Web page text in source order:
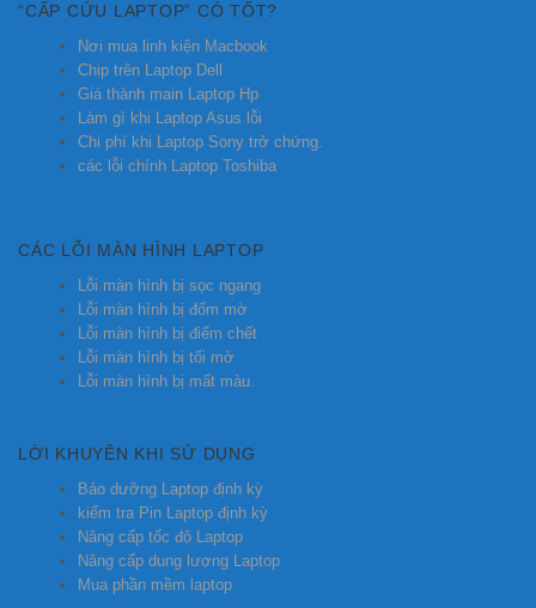
“CẤP CỨU LAPTOP” CÓ TỐT?
Nơi mua linh kiện Macbook
Chip trên Laptop Dell
Giá thành main Laptop Hp
Làm gì khi Laptop Asus lỗi
Chi phí khi Laptop Sony trở chứng.
các lỗi chính Laptop Toshiba
CÁC LỖI MÀN HÌNH LAPTOP
Lỗi màn hình bị sọc ngang
Lỗi màn hình bị đốm mờ
Lỗi màn hình bị điểm chết
Lỗi màn hình bị tối mờ
Lỗi màn hình bị mất màu.
LỜI KHUYÊN KHI SỬ DỤNG
Bảo dưỡng Laptop định kỳ
kiểm tra Pin Laptop định kỳ
Nâng cấp tốc độ Laptop
Nâng cấp dung lượng Laptop
Mua phần mềm laptop